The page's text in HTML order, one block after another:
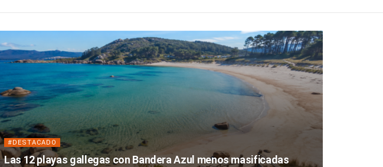
#DESTACADO
Las 12 playas gallegas con Bandera Azul menos masificadas